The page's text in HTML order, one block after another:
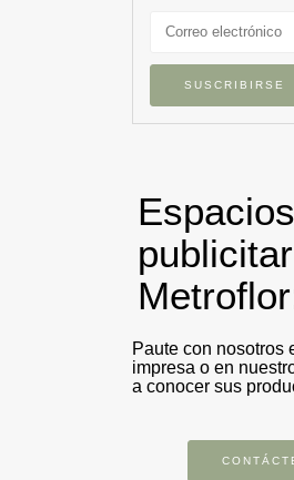
Espacios
Paute con nosotros
impresa o en
a conocer sus